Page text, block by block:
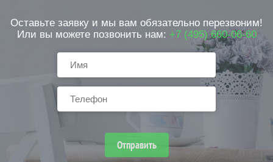
решать задачи любой сложности.
Уточняйте подробную информацию о
сроках монтажа и стоимость услуг по
телефону.
Оставьте заявку и мы вам обязательно перезвоним!
Или вы можете позвонить нам: +7 (495) 660-06-60
Отправить